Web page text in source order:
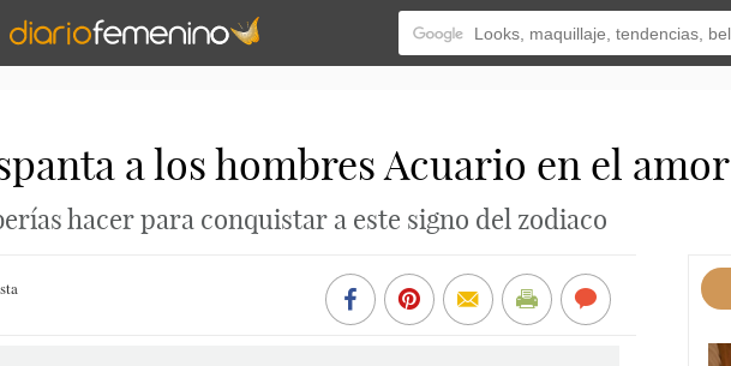
a los hombres Acuario en el amor
hacer para conquistar a este signo del zodiaco